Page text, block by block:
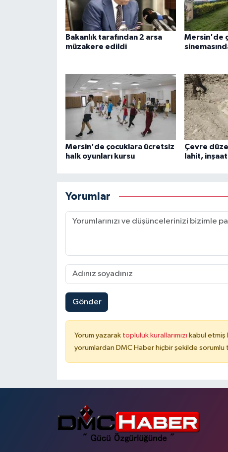
Bakanlık tarafından 2 arsa
müzakere edildi
Mersin'de
Mersin'de çocuklara ücretsiz
halk oyunları kursu
Çevre
lahit,
Yorumlar
Gönder
Yorum yazarak topluluk kurallarımızı kabul etmiş
yorumlardan DMC Haber hiçbir şekilde sorumlu